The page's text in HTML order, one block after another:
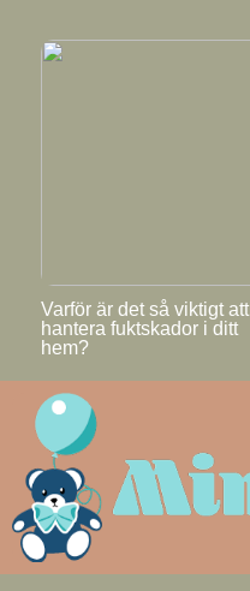
Varför är det så viktigt att
hantera fuktskador i ditt
hem?